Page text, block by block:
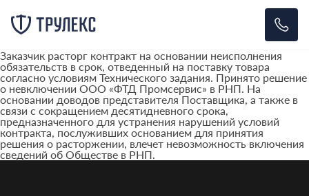
Заказчик расторг контракт на основании неисполнения
обязательств в срок, отведенный на поставку товара
согласно условиям Технического задания. Принято решение
о невключении ООО «ФТД Промсервис» в РНП. На
основании доводов представителя Поставщика, а также в
связи с сокращением десятидневного срока,
предназначенного для устранения нарушений условий
контракта, послуживших основанием для принятия
решения о расторжении, влечет невозможность включения
сведений об Обществе в РНП.